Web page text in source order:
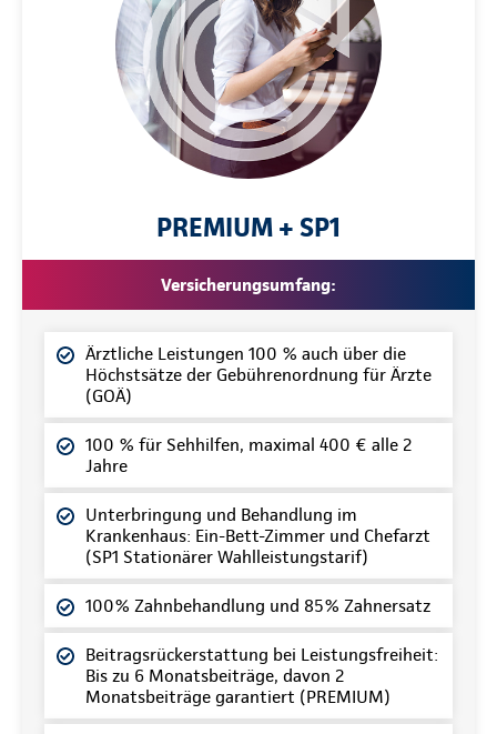
PREMIUM + SP1
Versicherungsumfang:
Ärztliche Leistungen 100 % auch über die
Höchstsätze der Gebührenordnung für Ärzte
(GOÄ)
100 % für Sehhilfen, maximal 400 € alle 2
Jahre
Unterbringung und Behandlung im
Krankenhaus: Ein-Bett-Zimmer und Chefarzt
(SP1 Stationärer Wahlleistungstarif)
100% Zahnbehandlung und 85% Zahnersatz
Beitragsrückerstattung bei Leistungsfreiheit:
Bis zu 6 Monatsbeiträge, davon 2
Monatsbeiträge garantiert (PREMIUM)